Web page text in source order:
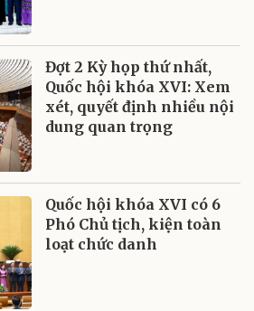
Đợt 2 Kỳ họp thứ nhất,
Quốc hội khóa XVI: Xem
xét, quyết định nhiều nội
dung quan trọng
Quốc hội khóa XVI có 6
Phó Chủ tịch, kiện toàn
loạt chức danh